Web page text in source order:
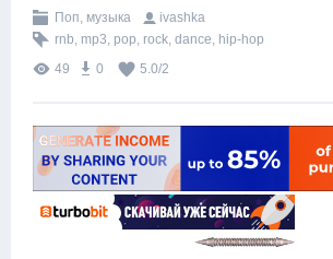
Поп, музыка
ivashka
rnb, mp3, pop, rock, dance, hip-hop
49
0 5.0/2